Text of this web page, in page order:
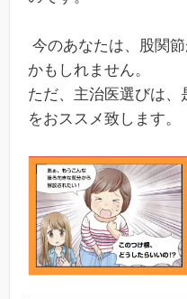
今のあなたは、股関
かもしれません。
ただ、主治医選びは、
をおススメ致します。